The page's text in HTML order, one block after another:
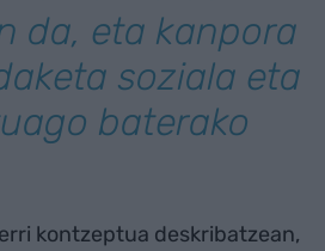
da, eta kanpora
soziala eta
baterako
kontzeptua deskribatzean,